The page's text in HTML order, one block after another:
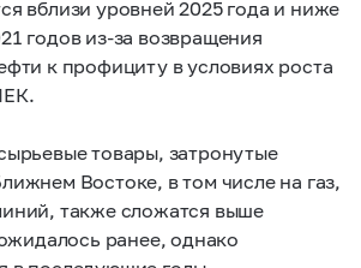
вблизи уровней 2025 года и ниже
годов из-за возвращения
к профициту в условиях роста
товары, затронутые
Востоке, в том числе на газ,
также сложатся выше
ранее, однако